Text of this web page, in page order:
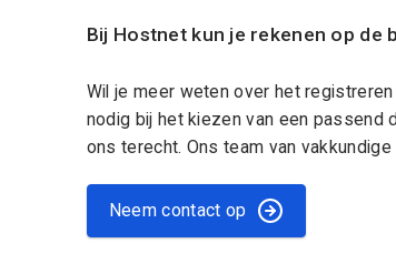
Bij Hostnet kun je rekenen op de
Wil je meer weten over het
nodig bij het kiezen van een passend
ons terecht. Ons team van
Neem contact op